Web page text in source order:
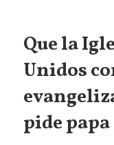
Que la
Unidos
pide